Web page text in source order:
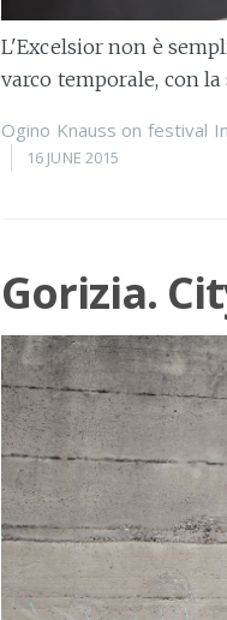
L'Excelsior non è
varco temporale, con
Ogino Knauss on festival
16 JUNE 2015
Gorizia.